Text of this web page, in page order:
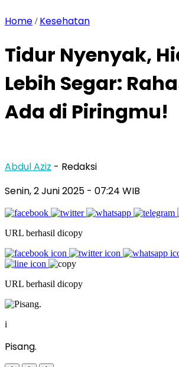
Home / Kesehatan
Tidur Nyenyak,
Lebih Segar:
Ada di Piringmu!
Abdul Aziz - Redaksi
Senin, 2 Juni 2025 - 07:24 WIB
URL berhasil dicopy
URL berhasil dicopy
i
Pisang.